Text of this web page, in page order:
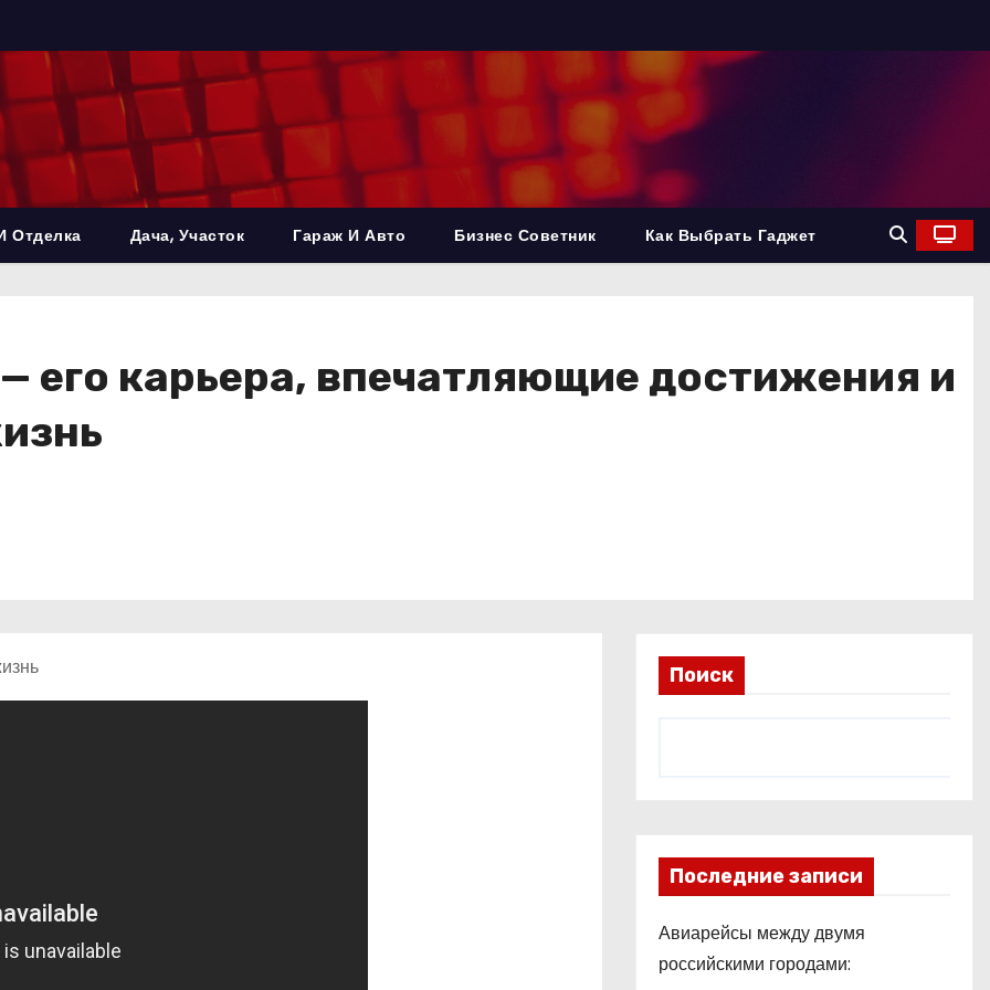
Отделка Дача, Участок Гараж И Авто Бизнес Советник Как Выбрать Гаджет
его карьера, впечатляющие достижения и
Поиск
Последние записи
Авиарейсы между двумя
российскими городами: